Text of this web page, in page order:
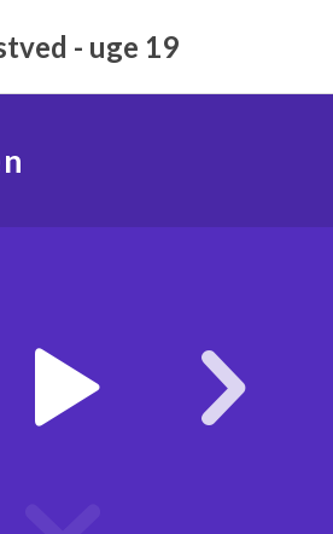
- uge 19